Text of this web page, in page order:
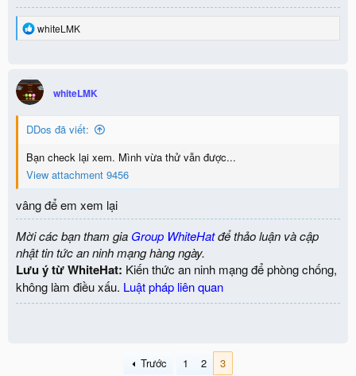
R
t
i
o
n
s
whiteLMK
whiteLMK
DDos đã viết:
Bạn check lại xem. Mình vừa thử vẫn được...
View attachment 9456
vâng để em xem lại
Mời các bạn tham gia Group WhiteHatđể thảo luận và cập
nhật tin tức an ninh mạng hàng ngày.
Lưu ý từ WhiteHat: Kiến thức an ninh mạng để phòng chống,
không làm điều xấu. Luật pháp liên quan
Trước 1 2
3